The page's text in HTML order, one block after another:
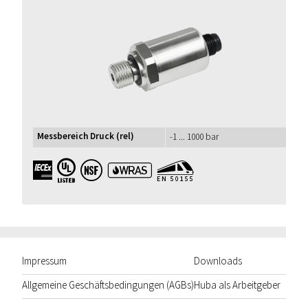
Messbereich Druck (rel) -1 ... 1000 bar
IECEx UL NSF WRAS EN50155
Impressum
Allgemeine Geschäftsbedingungen (AGBs)
Downloads
Huba als Arbeitgeber